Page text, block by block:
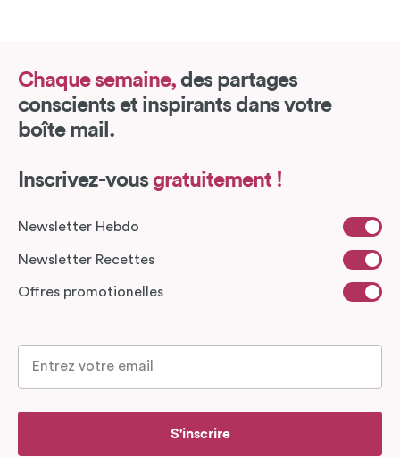
Chaque semaine, des partages
conscients et inspirants dans votre
boîte mail.
Inscrivez-vous gratuitement !
Newsletter Hebdo
Newsletter Recettes
Offres promotionelles
S'inscrire